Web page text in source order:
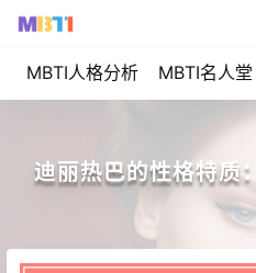
MBTI人格分析 MBTI名人堂
迪丽热巴的性格特质